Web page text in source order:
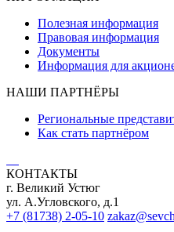
Полезная информация
Правовая информация
Документы
Информация для
НАШИ ПАРТНЁРЫ
Региональные
Как стать партнёром
КОНТАКТЫ
г. Великий Устюг
ул. А.Угловского, д.1
+7 (81738) 2-05-10